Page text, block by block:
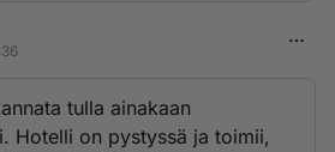
tulla ainakaan
Hotelli on pystyssä ja toimii,